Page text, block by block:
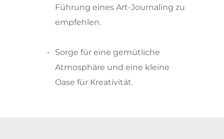
Führung eines Art-Journaling zu
empfehlen.
Sorge für eine gemütliche
Atmosphäre und eine kleine
Oase für Kreativität.